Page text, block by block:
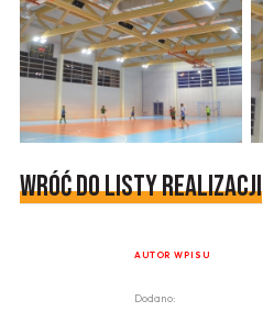
Wróć do listy realizacji
AUTOR WPISU
Dodano: